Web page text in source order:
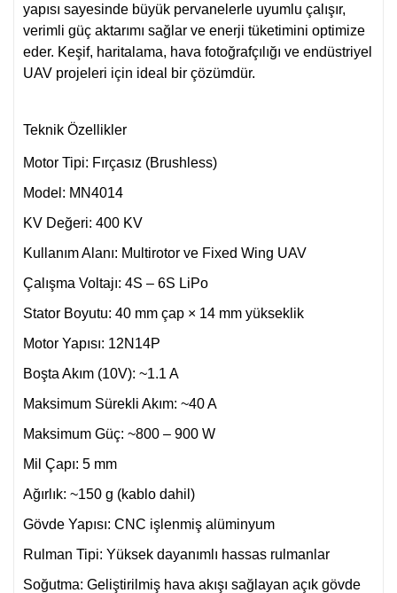
yapısı sayesinde büyük pervanelerle uyumlu çalışır,
verimli güç aktarımı sağlar ve enerji tüketimini optimize
eder. Keşif, haritalama, hava fotoğrafçılığı ve endüstriyel
UAV projeleri için ideal bir çözümdür.
Teknik Özellikler
Motor Tipi: Fırçasız (Brushless)
Model: MN4014
KV Değeri: 400 KV
Kullanım Alanı: Multirotor ve Fixed Wing UAV
Çalışma Voltajı: 4S – 6S LiPo
Stator Boyutu: 40 mm çap × 14 mm yükseklik
Motor Yapısı: 12N14P
Boşta Akım (10V): ~1.1 A
Maksimum Sürekli Akım: ~40 A
Maksimum Güç: ~800 – 900 W
Mil Çapı: 5 mm
Ağırlık: ~150 g (kablo dahil)
Gövde Yapısı: CNC işlenmiş alüminyum
Rulman Tipi: Yüksek dayanımlı hassas rulmanlar
Soğutma: Geliştirilmiş hava akışı sağlayan açık gövde